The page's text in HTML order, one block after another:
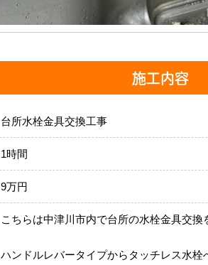
施工内容
台所水栓金具交換工事
1時間
9万円
こちらは中津川市内で台所の水栓金具交換
ハンドルレバータイプからタッチレス水栓